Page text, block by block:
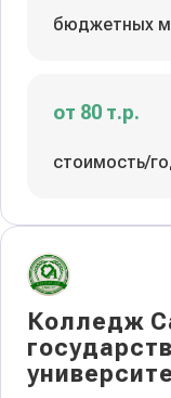
бюджетных
от 80 т.р.
стоимость/
Колледж